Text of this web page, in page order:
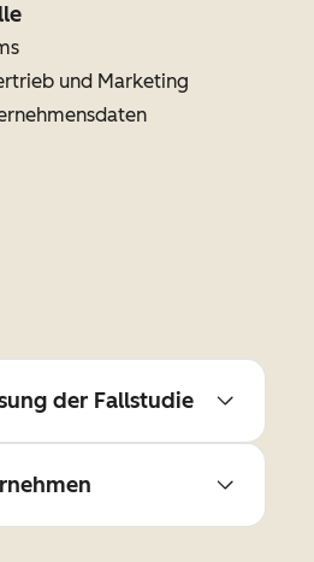
und Marketing
der Fallstudie